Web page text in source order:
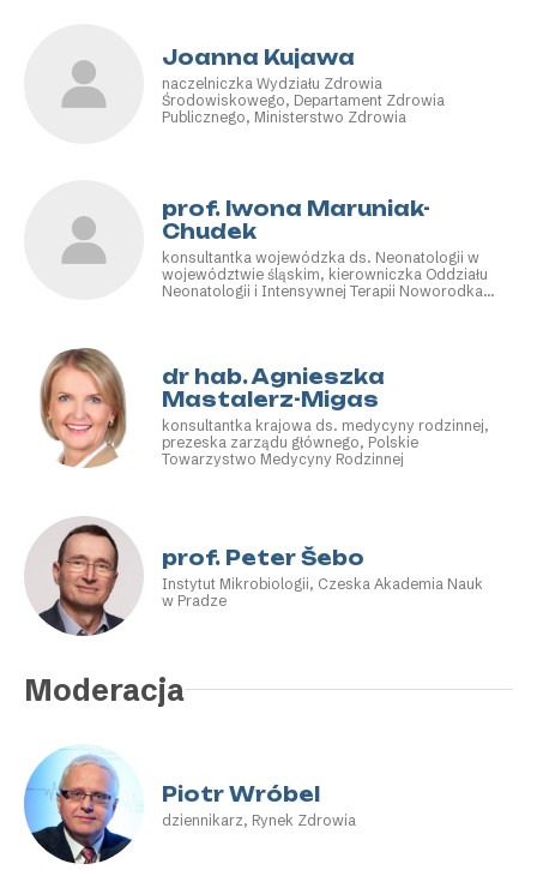
Joanna Kujawa
naczelniczka Wydziału Zdrowia
Środowiskowego, Departament Zdrowia
Publicznego, Ministerstwo Zdrowia
prof. Iwona Maruniak-
Chudek
konsultantka wojewódzka ds. Neonatologii w
województwie śląskim, kierowniczka Oddziału
Neonatologii i Intensywnej Terapii Noworodka,
dr hab. Agnieszka
Mastalerz-Migas
konsultantka krajowa ds. medycyny rodzinnej,
prezeska zarządu głównego, Polskie
Towarzystwo Medycyny Rodzinnej
prof. Peter Šebo
Instytut Mikrobiologii, Czeska Akademia Nauk
w Pradze
Moderacja
Piotr Wróbel
dziennikarz, Rynek Zdrowia